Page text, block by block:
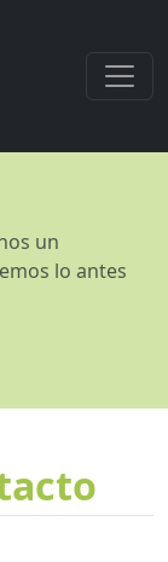
un
lo antes